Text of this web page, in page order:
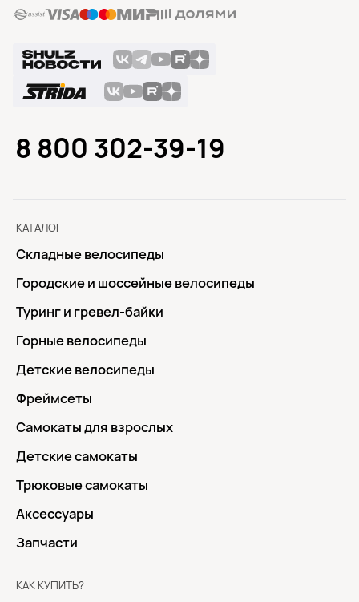
КАТАЛОГ
Складные велосипеды
Городские и шоссейные велосипеды
Туринг и гревел-байки
Горные велосипеды
Детские велосипеды
Фреймсеты
Самокаты для взрослых
Детские самокаты
Трюковые самокаты
Аксессуары
Запчасти
КАК КУПИТЬ?
8 800 302-39-19